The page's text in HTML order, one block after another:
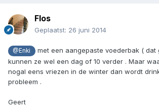
Flos
Geplaatst: 26 juni 2014
@Enki
met een aangepaste voederbak ( dat
kunnen ze wel een dag of 10 verder . Maar
nogal eens vriezen in de winter dan wordt
probleem .
Geert